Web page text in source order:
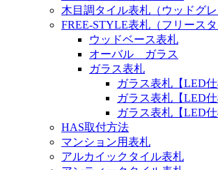
木目調タイル表札（ウッドグレ
FREE-STYLE表札（フリースタ
ウッドベース表札
オーバル ガラス
ガラス表札
ガラス表札【LED
ガラス表札【LED
ガラス表札【LED
HAS取付方法
マンション用表札
アルカイックタイル表札